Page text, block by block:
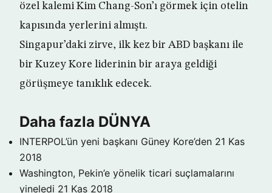
özel kalemi Kim Chang-Son’ı görmek için otelin
kapısında yerlerini almıştı.
Singapur’daki zirve, ilk kez bir ABD başkanı ile
bir Kuzey Kore liderinin bir araya geldiği
görüşmeye tanıklık edecek.
Daha fazla DÜNYA
INTERPOL’ün yeni başkanı Güney Kore’den 21 Kas
2018
Washington, Pekin’e yönelik ticari suçlamalarını
yineledi 21 Kas 2018